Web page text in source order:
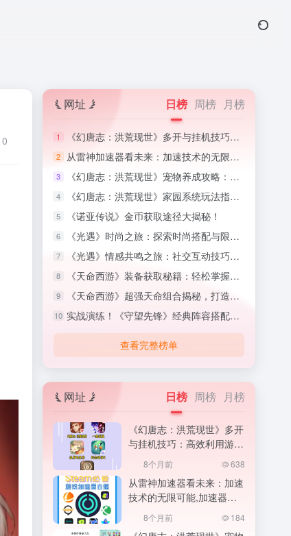
0
网址 日榜 周榜 月榜
1 《幻唐志：洪荒现世》多开与挂机技巧：高效利用游戏时间,高效利用游戏时间
2 从雷神加速器看未来：加速技术的无限可能,加速器的魔法
3 《幻唐志：洪荒现世》宠物养成攻略：培养忠诚的战斗伙伴,幻唐志小伙伴图鉴最新版
4 《幻唐志：洪荒现世》家园系统玩法指南：打造梦想中的家园,幻唐志家园积分
5 《诺亚传说》金币获取途径大揭秘！
6 《光遇》时尚之旅：探索时尚搭配与限定装扮收集攻略
7 《光遇》情感共鸣之旅：社交互动技巧与好友系统揭秘
8 《天命西游》装备获取秘籍：轻松掌握顶级装备攻略！
9 《天命西游》超强天命组合揭秘，打造无敌战斗阵容！
10 实战演练！《守望先锋》经典阵容搭配与战术执行,守望先锋怎么打排位
查看完整榜单
网址 日榜 周榜 月榜
《幻唐志：洪荒现世》多开
与挂机技巧：高效利用游戏
时间,高效利用游戏时间
8个月前 638
从雷神加速器看未来：加速
技术的无限可能,加速器的
魔法8个月前 184